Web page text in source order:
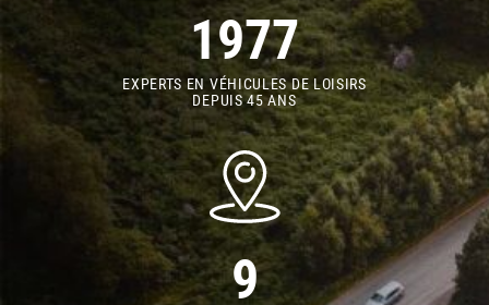
1977
EXPERTS EN VÉHICULES DE LOISIRS
DEPUIS 45 ANS
9